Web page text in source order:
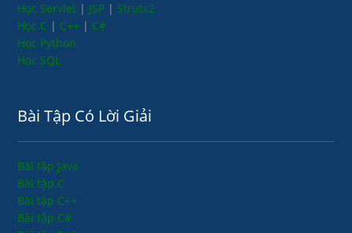
Học Servlet | JSP | Struts2
Học C | C++ | C#
Học Python
Học SQL
Bài Tập Có Lời Giải
Bài tập Java
Bài tập C
Bài tập C++
Bài tập C#